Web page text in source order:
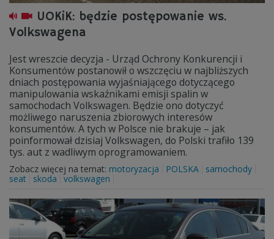
UOKiK: będzie postępowanie ws.
Volkswagena
Jest wreszcie decyzja - Urząd Ochrony Konkurencji i
Konsumentów postanowił o wszczęciu w najbliższych
dniach postępowania wyjaśniającego dotyczącego
manipulowania wskaźnikami emisji spalin w
samochodach Volkswagen. Będzie ono dotyczyć
możliwego naruszenia zbiorowych interesów
konsumentów. A tych w Polsce nie brakuje – jak
poinformował dzisiaj Volkswagen, do Polski trafiło 139
tys. aut z wadliwym oprogramowaniem.
Zobacz więcej na temat: motoryzacja POLSKA
samochody
seat
skoda volkswagen